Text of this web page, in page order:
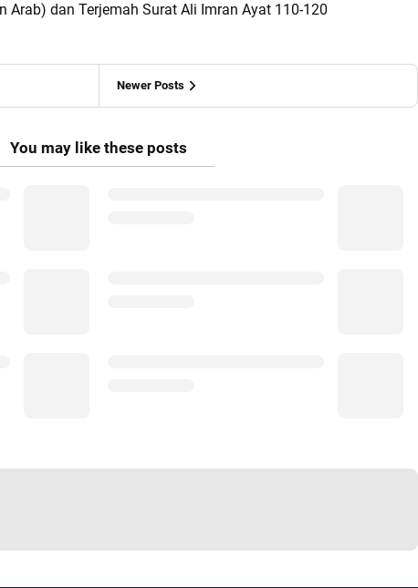
Arab) dan Terjemah Surat Ali Imran Ayat 110-120
Newer Posts
You may like these posts